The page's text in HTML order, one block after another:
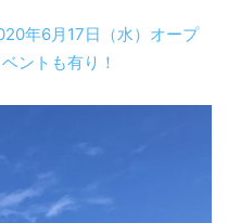
年6月17日（水）オープ
ントも有り！